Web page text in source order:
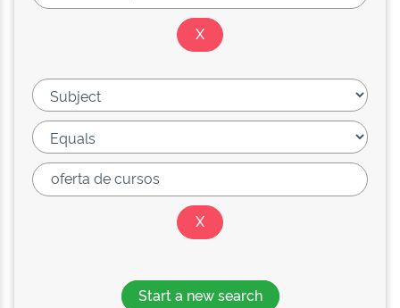
Start a new search